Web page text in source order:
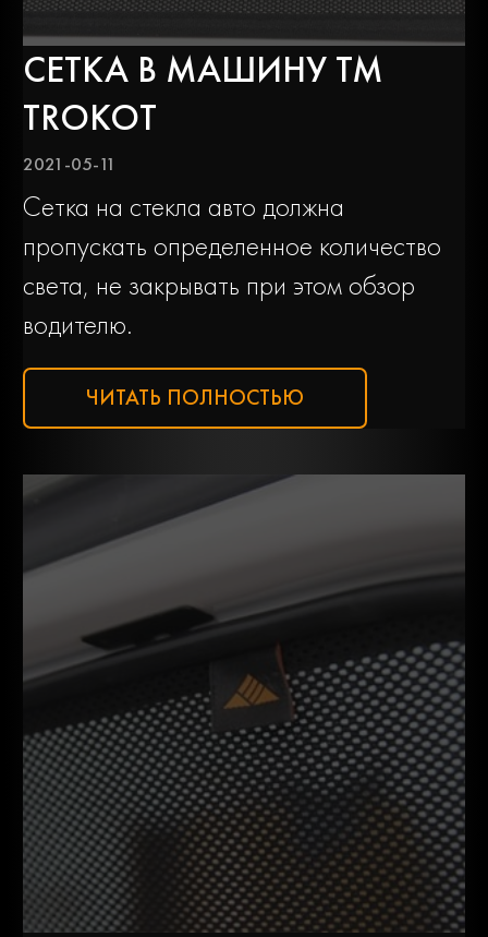
СЕТКА В МАШИНУ ТМ
TROKOT
2021-05-11
Сетка на стекла авто должна
пропускать определенное количество
света, не закрывать при этом обзор
водителю.
ЧИТАТЬ ПОЛНОСТЬЮ